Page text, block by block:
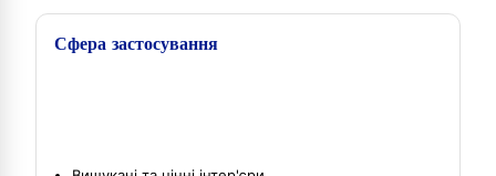
Сфера застосування